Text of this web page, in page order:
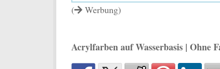
(
Werbung)
Acrylfarben auf Wasserbasis | Ohne